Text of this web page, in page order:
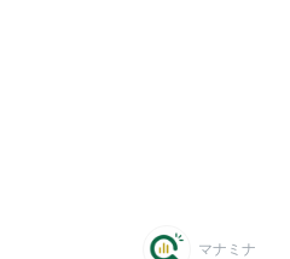
マナミナ